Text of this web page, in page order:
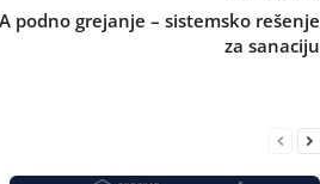
podno grejanje – sistemsko rešenje
za sanaciju